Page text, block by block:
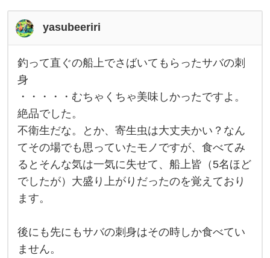
た
め
に
は
何
が
必
要
で
し
ょ
う
yasubeeriri
釣
っ
て
直
ぐ
の
船
上
で
さ
ば
い
て
も
ら
サ
バ
の
釣って直ぐの船上でさばいてもらったサバの刺
身
・・・・・むちゃくちゃ美味しかったですよ。
絶品でした。
不衛生だな。とか、寄生虫は大丈夫かい？なん
てその場でも思っていたモノですが、食べてみ
るとそんな気は一気に失せて、船上皆（5名ほど
でしたが）大盛り上がりだったのを覚えており
ます。
後にも先にもサバの刺身はその時しか食べてい
ません。